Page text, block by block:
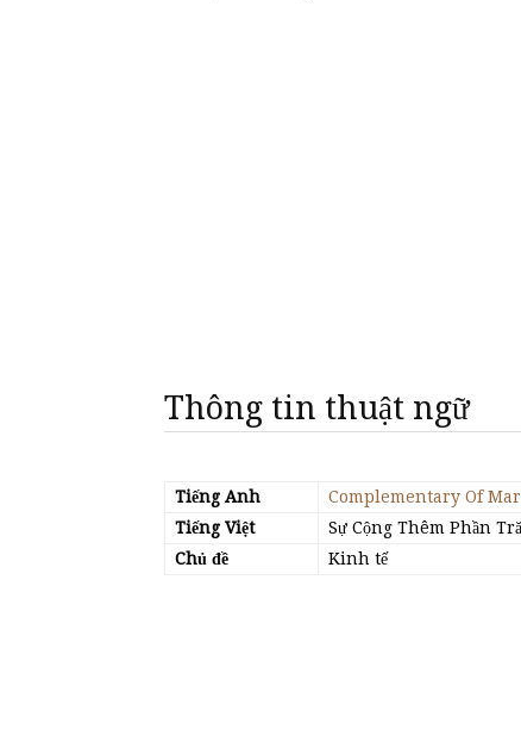
Thông tin thuật ngữ
Tiếng Anh
Complementary Of
Tiếng Việt
Sự Cộng Thêm Phần
Chủ đề
Kinh tế